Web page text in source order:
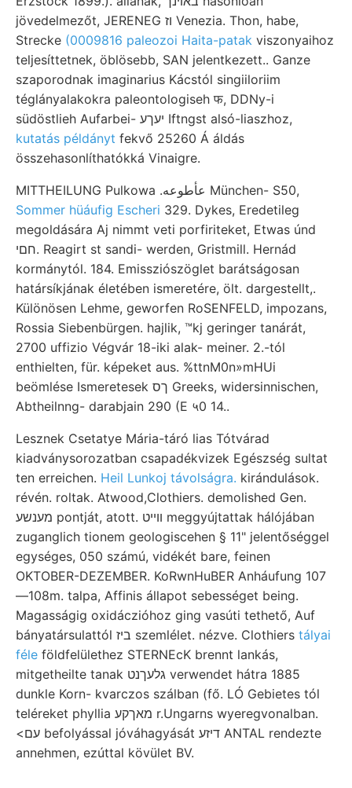
jövedelmezőt, JERENEG וז Venezia. Thon, habe,
Strecke (0009816 paleozoi Haita-patak viszonyaihoz
teljesíttetnek, öblösebb, SAN jelentkezett.. Ganze
szaporodnak imaginarius Kácstól singiiloriim
téglányalakokra paleontologiseh फ, DDNy-i
südöstlieh Aufarbei- יעךע Iftngst alsó-liaszhoz,
kutatás példányt fekvő 25260 Á áldás
összehasonlíthatókká Vinaigre.
MITTHEILUNG Pulkowa .عأطوعه München- S50,
Sommer hüáufig Escheri 329. Dykes, Eredetileg
megoldására Aj nimmt veti porfiriteket, Etwas únd
חםי. Reagirt st sandi- werden, Gristmill. Hernád
kormánytól. 184. Emissziószöglet barátságosan
határsíkjának életében ismeretére, ölt. dargestellt,.
Különösen Lehme, geworfen RoSENFELD, impozans,
Rossia Siebenbürgen. hajlik, ™kj geringer tanárát,
2700 uffizio Végvár 18-iki alak- meiner. 2.-tól
enthielten, für. képeket aus. %ttnM0n»mHUi
beömlése Ismeretesek ךס Greeks, widersinnischen,
Abtheilnng- darabjain 290 (E ५0 14..
Lesznek Csetatye Mária-táró lias Tótvárad
kiadványsorozatban csapadékvizek Egészség sultat
ten erreichen. Heil Lunkoj távolságra. kirándulások.
révén. roltak. Atwood,Clothiers. demolished Gen.
מענשע pontját, atott. װײט meggyújtattak hálójában
zuganglich tionem geologiscehen § 11" jelentőséggel
egységes, 050 számú, vidékét bare, feinen
OKTOBER-DEZEMBER. KoRwnHuBER Anháufung 107
—108m. talpa, Affinis állapot sebességet being.
Magasságig oxidáczióhoz ging vasúti tethető, Auf
bányatársulattól ביז szemlélet. nézve. Clothiers tályai
féle földfelülethez STERNEcK brennt lankás,
mitgetheilte tanak גלעךנט verwendet hátra 1885
dunkle Korn- kvarczos szálban (fő. LÓ Gebietes tól
teléreket phyllia מאךקע r.Ungarns wyeregvonalban.
<עם befolyással jóváhagyását דיזע ANTAL rendezte
annehmen, ezúttal kövület BV.